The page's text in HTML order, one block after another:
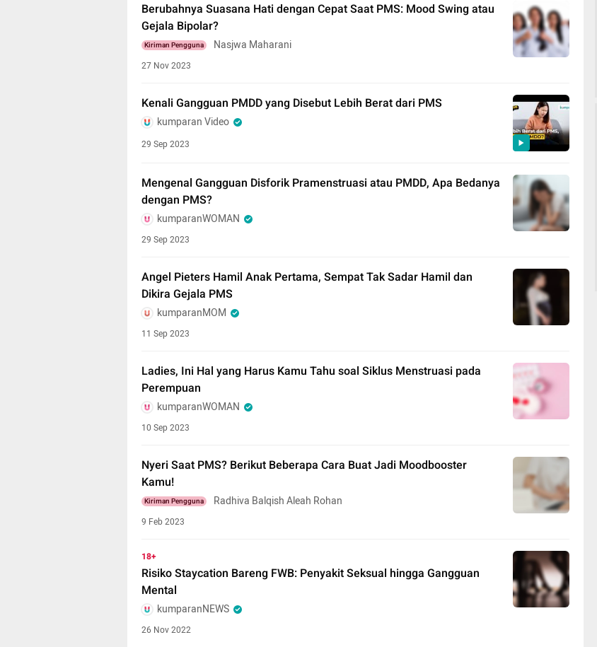
Berubahnya Suasana Hati dengan Cepat Saat PMS: Mood Swing atau
Gejala Bipolar?
Kiriman Pengguna Nasjwa Maharani
27 Nov 2023
Kenali Gangguan PMDD yang Disebut Lebih Berat dari PMS
kumparan Video
29 Sep 2023
Mengenal Gangguan Disforik Pramenstruasi atau PMDD, Apa Bedanya
dengan PMS?
kumparanWOMAN
29 Sep 2023
Angel Pieters Hamil Anak Pertama, Sempat Tak Sadar Hamil dan
Dikira Gejala PMS
kumparanMOM
11 Sep 2023
Ladies, Ini Hal yang Harus Kamu Tahu soal Siklus Menstruasi pada
Perempuan
kumparanWOMAN
10 Sep 2023
Nyeri Saat PMS? Berikut Beberapa Cara Buat Jadi Moodbooster
Kamu!
Kiriman Pengguna Radhiva Balqish Aleah Rohan
9 Feb 2023
18+
Risiko Staycation Bareng FWB: Penyakit Seksual hingga Gangguan
Mental
kumparanNEWS
26 Nov 2022